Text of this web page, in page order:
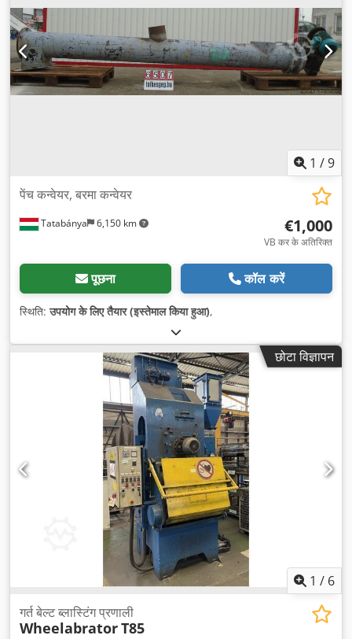
1 /9
Tatabánya 6,150 km
पेंच कन्वेयर, बरमा कन्वेयर
€1,000
VB कर के अतिरिक्त
पूछना कॉल करें
स्थिति:उपयोग के लिए तैयार (इस्तेमाल किया हुआ),
छोटा विज्ञापन
1 / 6
गर्त बेल्ट ब्लास्टिंग प्रणाली
WheelabratorT85